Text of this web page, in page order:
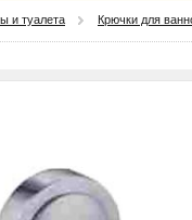
и туалета Крючки для